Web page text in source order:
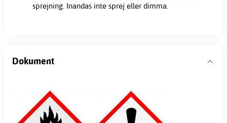
sprejning. Inandas inte sprej eller dimma.
Dokument